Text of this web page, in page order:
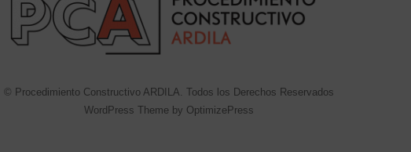
© Procedimiento Constructivo ARDILA. Todos los Derechos Reservados
WordPress Theme by OptimizePress